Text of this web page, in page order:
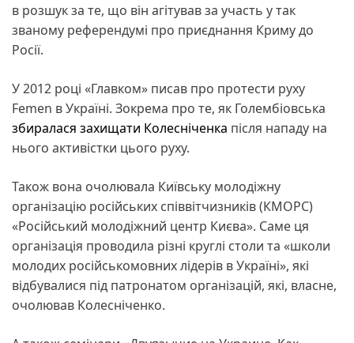
в розшук за те, що він агітував за участь у так
званому референдумі про приєднання Криму до
Росії.
У 2012 році «Главком» писав про протести руху
Femen в Україні. Зокрема про те, як Голембіовська
збиралася захищати Колесніченка після нападу на
нього активістки цього руху.
Також вона очолювала Київську молодіжну
організацію російських співвітчизників (КМОРС)
«Російський молодіжний центр Києва». Саме ця
організація проводила різні круглі столи та «школи
молодих російськомовних лідерів в Україні», які
відбувалися під патронатом організацій, які, власне,
очолював Колесніченко.